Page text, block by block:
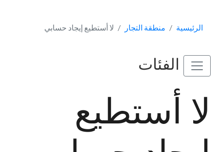
الرئيسية منطقة التجار لا أستطيع إيجاد حسابي
الفئات
لا أستطيع